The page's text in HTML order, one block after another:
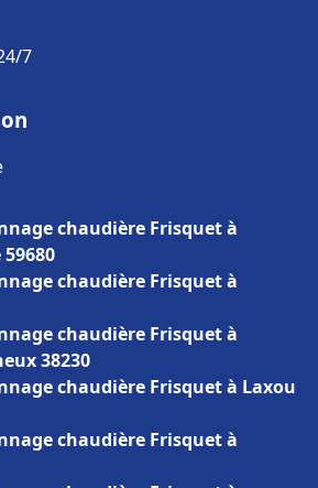
7
chaudière Frisquet à
chaudière Frisquet à
chaudière Frisquet à
38230
chaudière Frisquet à Laxou
chaudière Frisquet à